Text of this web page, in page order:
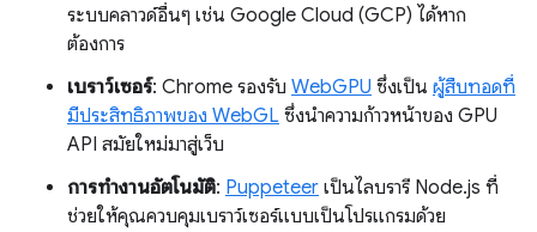
ระบบคลาวด์อื่นๆ เช่น Google Cloud (GCP) ได้หาก
ต้องการ
เบราว์เซอร์: Chrome รองรับ WebGPU ซึ่งเป็น ผู้สืบทอดที่
มีประสิทธิภาพของ WebGL ซึ่งนำความก้าวหน้าของ GPU
API สมัยใหม่มาสู่เว็บ
การทำงานอัตโนมัติ: Puppeteer เป็นไลบรารี Node.js ที่
ช่วยให้คุณควบคุมเบราว์เซอร์แบบเป็นโปรแกรมด้วย